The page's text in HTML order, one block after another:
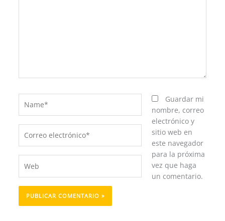
electrónico*
Guardar mi
nombre, correo
electrónico y
sitio web en
este navegador
para la próxima
vez que haga
un comentario.